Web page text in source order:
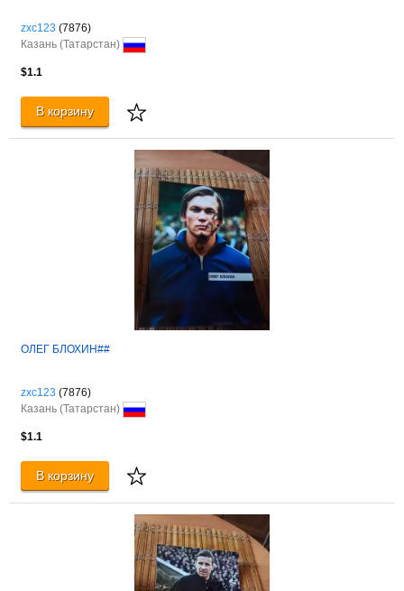
zxc123 (7876)
Казань (Татарстан)
$1.1
В корзину
ОЛЕГ БЛОХИН##
zxc123 (7876)
Казань (Татарстан)
$1.1
В корзину